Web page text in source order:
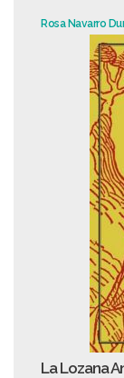
Rosa Navarro
La Lozana